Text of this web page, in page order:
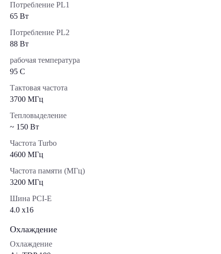
Потребление PL1
65 Вт
Потребление PL2
88 Вт
рабочая температура
95 C
Тактовая частота
3700 МГц
Тепловыделение
~ 150 Вт
Частота Turbo
4600 МГц
Частота памяти (МГц)
3200 МГц
Шина PCI-E
4.0 x16
Охлаждение
Охлаждение